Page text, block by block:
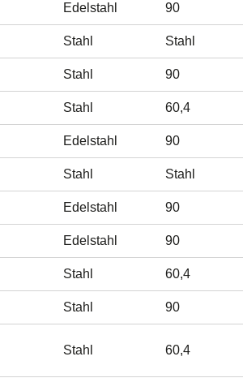
Edelstahl 90
Stahl Stahl
Stahl 90
Stahl 60,4
Edelstahl 90
Stahl Stahl
Edelstahl 90
Edelstahl 90
Stahl 60,4
Stahl 90
Stahl 60,4